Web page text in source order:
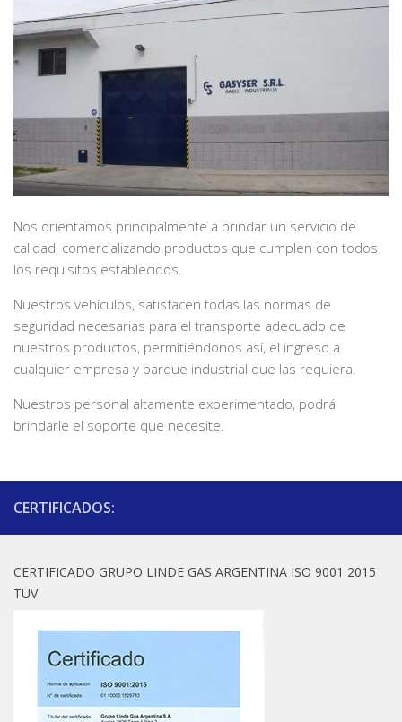
Nos orientamos principalmente a brindar un servicio de
calidad, comercializando productos que cumplen con todos
los requisitos establecidos.
Nuestros vehículos, satisfacen todas las normas de
seguridad necesarias para el transporte adecuado de
nuestros productos, permitiéndonos así, el ingreso a
cualquier empresa y parque industrial que las requiera.
Nuestros personal altamente experimentado, podrá
brindarle el soporte que necesite.
CERTIFICADOS:
CERTIFICADO GRUPO LINDE GAS ARGENTINA ISO 9001 2015
TÜV